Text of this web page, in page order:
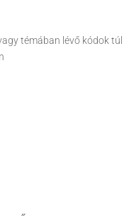
témában lévő kódok túl